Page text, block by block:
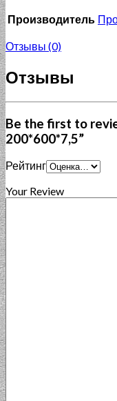
Производитель
Отзывы (0)
Отзывы
Be the first to
200*600*7,5”
Рейтинг
Your Review